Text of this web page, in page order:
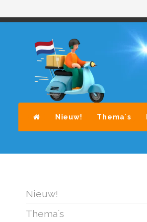
Nieuw! Thema`s
Nieuw!
Thema`s